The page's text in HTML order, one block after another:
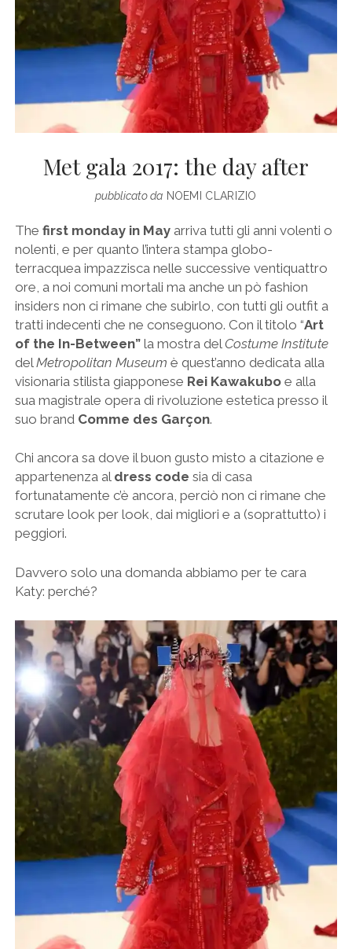
Met gala 2017: the day after
pubblicato da NOEMI CLARIZIO
The first monday in Mayarriva tutti gli anni volenti o
nolenti, e per quanto l’intera stampa globo-
terracquea impazzisca nelle successive ventiquattro
ore, a noi comuni mortali ma anche un pò fashion
insiders non ci rimane che subirlo, con tutti gli outfit a
tratti indecenti che ne conseguono. Con il titolo “Art
of the In-Between” la mostra del Costume Institute
del Metropolitan Museum è quest’anno dedicata alla
visionaria stilista giapponese Rei Kawakuboe alla
sua magistrale opera di rivoluzione estetica presso il
suo brand Comme des Garçon.
Chi ancora sa dove il buon gusto misto a citazione e
appartenenza al dress code sia di casa
fortunatamente c’è ancora, perciò non ci rimane che
scrutare look per look, dai migliori e a (soprattutto) i
peggiori.
Davvero solo una domanda abbiamo per te cara
Katy: perché?